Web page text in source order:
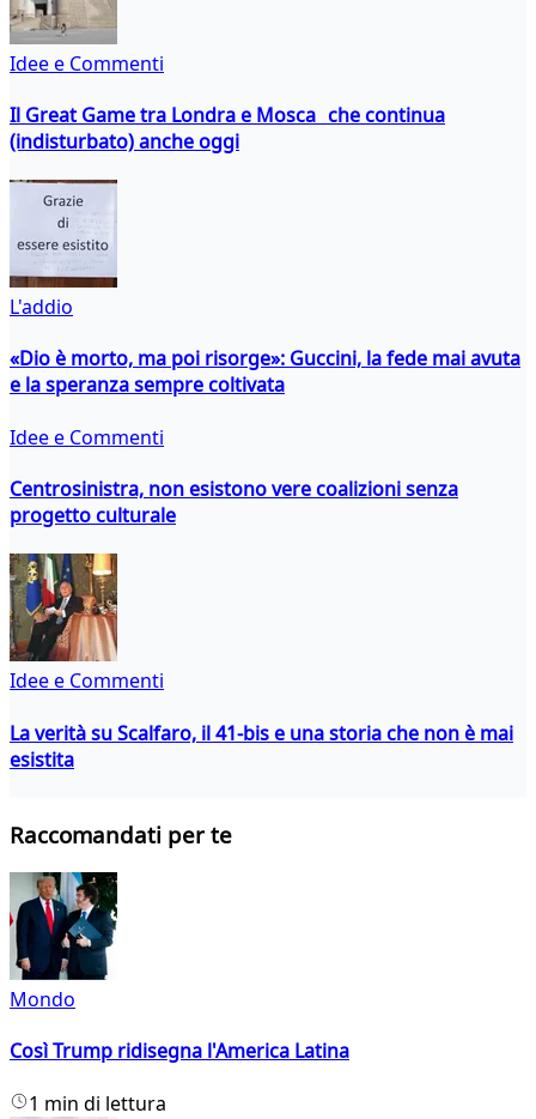
Idee e Commenti
Il Great Game tra Londra e Mosca che continua
(indisturbato) anche oggi
L'addio
«Dio è morto, ma poi risorge»: Guccini, la fede mai avuta
e la speranza sempre coltivata
Idee e Commenti
Centrosinistra, non esistono vere coalizioni senza
progetto culturale
Idee e Commenti
La verità su Scalfaro, il 41-bis e una storia che non è mai
esistita
Raccomandati per te
Mondo
Così Trump ridisegna l'America Latina
1 min di lettura